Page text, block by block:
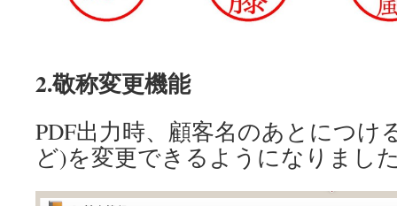
2.敬称変更機能
PDF出力時、顧客名のあとにつけ
ど)を変更できるようになりまし